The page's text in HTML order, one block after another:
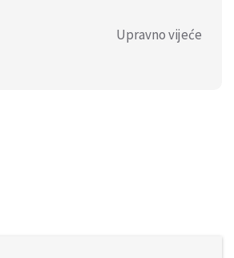
Upravno vijeće